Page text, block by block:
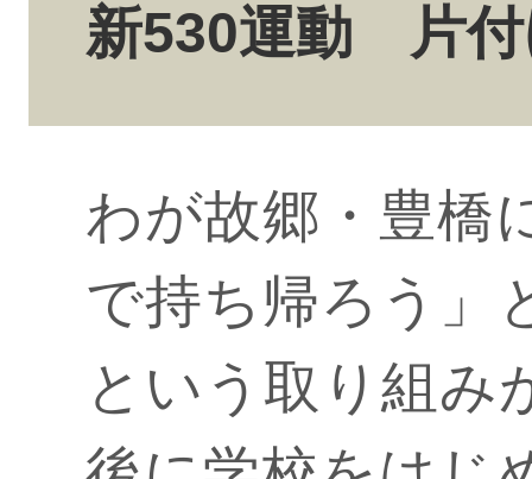
新530運動 片付
わが故郷・豊橋
で持ち帰ろう」
という取り組み